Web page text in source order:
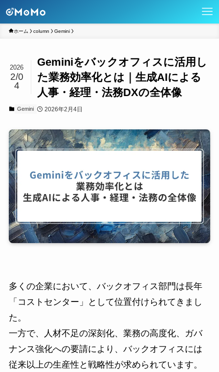
ホーム column Gemini
Geminiをバックオフィスに活用し
た業務効率化とは｜生成AIによる
人事・経理・法務DXの全体像
2026
2/0
4
Gemini 2026年2月4日
多くの企業において、バックオフィス部門は長年
「コストセンター」として位置付けられてきまし
た。
一方で、人材不足の深刻化、業務の高度化、ガバ
ナンス強化への要請により、バックオフィスには
従来以上の生産性と戦略性が求められています。